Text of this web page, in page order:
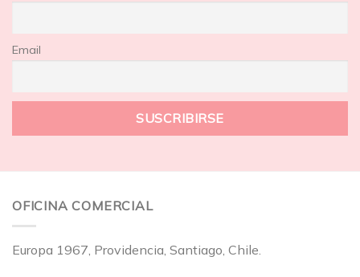
Email
OFICINA COMERCIAL
Europa 1967, Providencia, Santiago, Chile.